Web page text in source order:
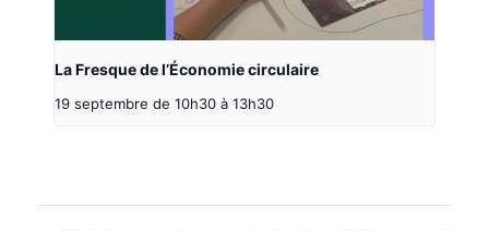
La Fresque de l’Économie circulaire
19 septembre de 10h30 à 13h30